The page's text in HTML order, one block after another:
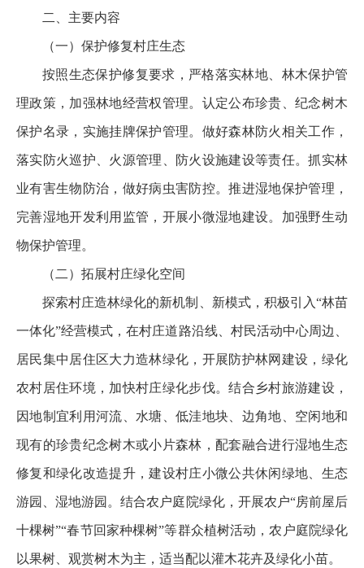
二、主要内容
（一）保护修复村庄生态
按照生态保护修复要求，严格落实林地、林木保护管
理政策，加强林地经营权管理。认定公布珍贵、纪念树木
保护名录，实施挂牌保护管理。做好森林防火相关工作，
落实防火巡护、火源管理、防火设施建设等责任。抓实林
业有害生物防治，做好病虫害防控。推进湿地保护管理，
完善湿地开发利用监管，开展小微湿地建设。加强野生动
物保护管理。
（二）拓展村庄绿化空间
探索村庄造林绿化的新机制、新模式，积极引入“林苗
一体化”经营模式，在村庄道路沿线、村民活动中心周边、
居民集中居住区大力造林绿化，开展防护林网建设，绿化
农村居住环境，加快村庄绿化步伐。结合乡村旅游建设，
因地制宜利用河流、水塘、低洼地块、边角地、空闲地和
现有的珍贵纪念树木或小片森林，配套融合进行湿地生态
修复和绿化改造提升，建设村庄小微公共休闲绿地、生态
游园、湿地游园。结合农户庭院绿化，开展农户“房前屋后
十棵树”“春节回家种棵树”等群众植树活动，农户庭院绿化
以果树、观赏树木为主，适当配以灌木花卉及绿化小苗。